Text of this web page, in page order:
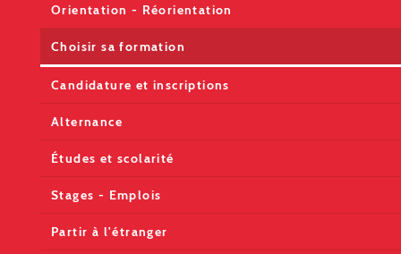
Orientation - Réorientation
Choisir sa formation
Candidature et inscriptions
Alternance
Études et scolarité
Stages - Emplois
Partir à l'étranger